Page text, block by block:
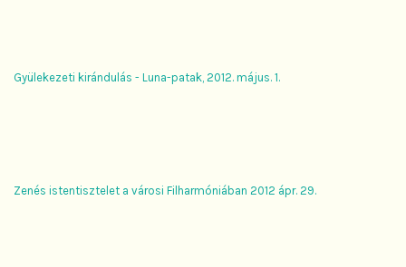
Gyülekezeti kirándulás - Luna-patak, 2012. május. 1.
Zenés istentisztelet a városi Filharmóniában 2012 ápr. 29.